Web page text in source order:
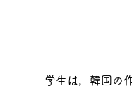
学生は，韓国の